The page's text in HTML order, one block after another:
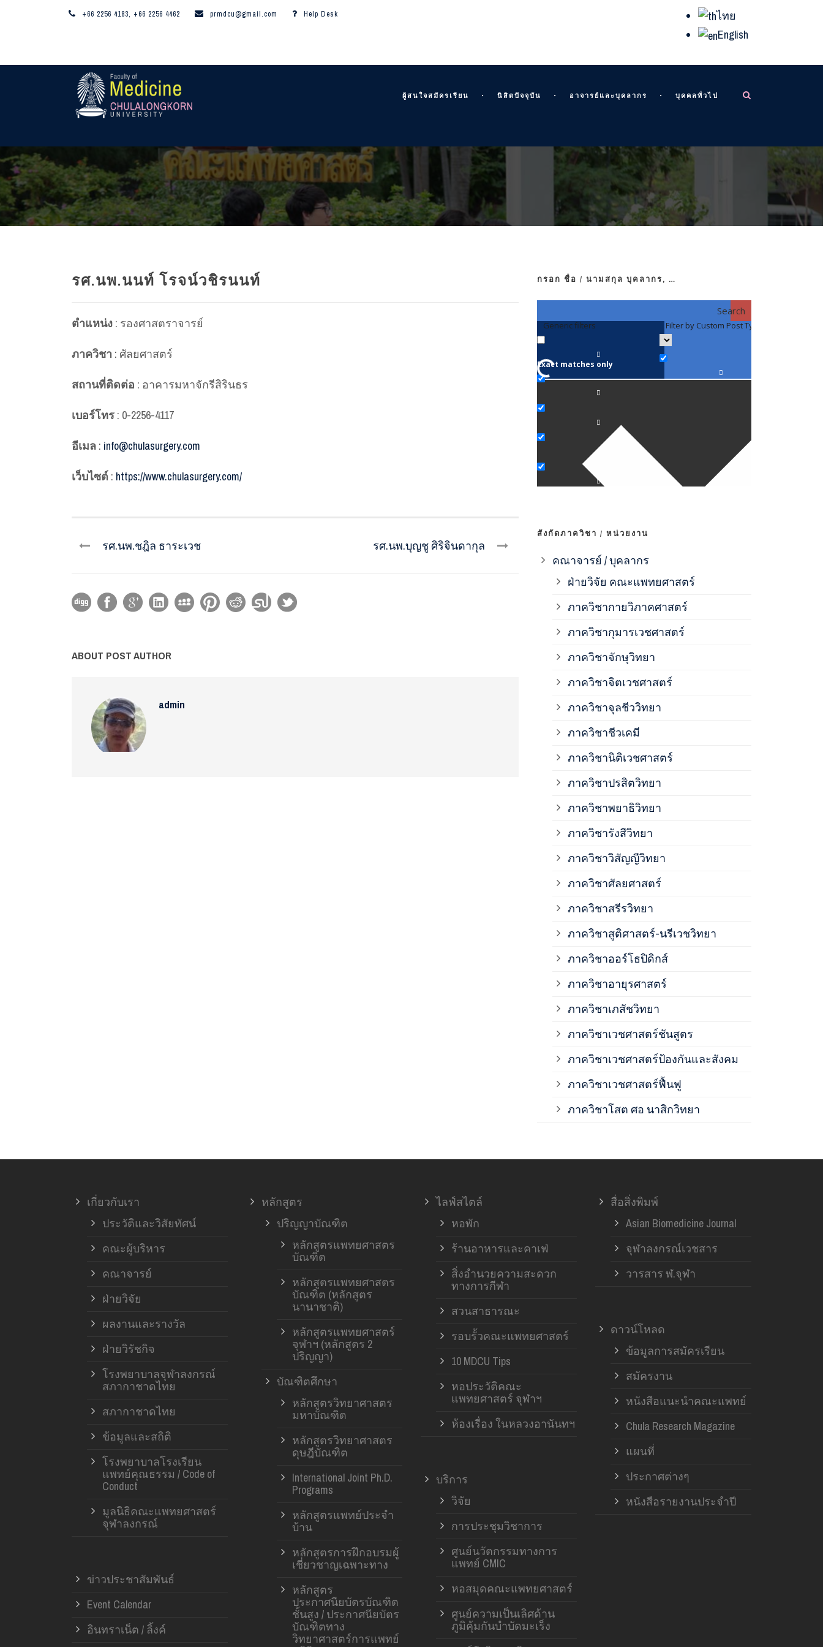
+66 2256 4183, +66 2256 4462 prmdcu@gmail.com Help Desk
ไทย
English
ผู้สนใจสมัครเรียน นิสิตปัจจุบัน อาจารย์และบุคลากร บุคคลทั่วไป
รศ.นพ.นนท์ โรจน์วชิรนนท์
ตำแหน่ง : รองศาสตราจารย์
ภาควิชา : ศัลยศาสตร์
สถานที่ติดต่อ : อาคารมหาจักรีสิรินธร
เบอร์โทร : 0-2256-4117
อีเมล : info@chulasurgery.com
เว็บไซต์ : https://www.chulasurgery.com/
รศ.นพ.ชฎิล ธาระเวช รศ.นพ.บุญชู ศิริจินดากุล
ABOUT POST AUTHOR
admin
กรอก ชื่อ / นามสกุล บุคลากร, …
Search
Generic filters
Exact matches only
Filter by Custom Post Type
สังกัดภาควิชา / หน่วยงาน
คณาจารย์ / บุคลากร
ฝ่ายวิจัย คณะแพทยศาสตร์
ภาควิชากายวิภาคศาสตร์
ภาควิชากุมารเวชศาสตร์
ภาควิชาจักษุวิทยา
ภาควิชาจิตเวชศาสตร์
ภาควิชาจุลชีววิทยา
ภาควิชาชีวเคมี
ภาควิชานิติเวชศาสตร์
ภาควิชาปรสิตวิทยา
ภาควิชาพยาธิวิทยา
ภาควิชารังสีวิทยา
ภาควิชาวิสัญญีวิทยา
ภาควิชาศัลยศาสตร์
ภาควิชาสรีรวิทยา
ภาควิชาสูติศาสตร์-นรีเวชวิทยา
ภาควิชาออร์โธปิดิกส์
ภาควิชาอายุรศาสตร์
ภาควิชาเภสัชวิทยา
ภาควิชาเวชศาสตร์ชันสูตร
ภาควิชาเวชศาสตร์ป้องกันและสังคม
ภาควิชาเวชศาสตร์ฟื้นฟู
ภาควิชาโสต ศอ นาสิกวิทยา
เกี่ยวกับเรา
ประวัติและวิสัยทัศน์
คณะผู้บริหาร
คณาจารย์
ฝ่ายวิจัย
ผลงานและรางวัล
ฝ่ายวิรัชกิจ
โรงพยาบาลจุฬาลงกรณ์
สภากาชาดไทย
สภากาชาดไทย
ข้อมูลและสถิติ
โรงพยาบาลโรงเรียน
แพทย์คุณธรรม / Code of
Conduct
มูลนิธิคณะแพทยศาสตร์
จุฬาลงกรณ์
ข่าวประชาสัมพันธ์
Event Calendar
อินทราเน็ต / ลิ้งค์
หลักสูตร
ปริญญาบัณฑิต
หลักสูตรแพทยศาสตร
บัณฑิต
หลักสูตรแพทยศาสตร
บัณฑิต (หลักสูตร
นานาชาติ)
หลักสูตรแพทยศาสตร์
จุฬาฯ (หลักสูตร 2
ปริญญา)
บัณฑิตศึกษา
หลักสูตรวิทยาศาสตร
มหาบัณฑิต
หลักสูตรวิทยาศาสตร
ดุษฎีบัณฑิต
International Joint Ph.D.
Programs
หลักสูตรแพทย์ประจำ
บ้าน
หลักสูตรการฝึกอบรมผู้
เชี่ยวชาญเฉพาะทาง
หลักสูตร
ประกาศนียบัตรบัณฑิต
ชั้นสูง / ประกาศนียบัตร
บัณฑิตทาง
วิทยาศาสตร์การแพทย์
ไลฟ์สไตล์
หอพัก
ร้านอาหารและคาเฟ่
สิ่งอำนวยความสะดวก
ทางการกีฬา
สวนสาธารณะ
รอบรั้วคณะแพทยศาสตร์
10 MDCU Tips
หอประวัติคณะ
แพทยศาสตร์ จุฬาฯ
ห้องเรื่อง ในหลวงอานันทฯ
บริการ
วิจัย
การประชุมวิชาการ
ศูนย์นวัตกรรมทางการ
แพทย์ CMIC
หอสมุดคณะแพทยศาสตร์
ศูนย์ความเป็นเลิศด้าน
ภูมิคุ้มกันบำบัดมะเร็ง
สื่อสิ่งพิมพ์
Asian Biomedicine Journal
จุฬาลงกรณ์เวชสาร
วารสาร ฬ.จุฬา
ดาวน์โหลด
ข้อมูลการสมัครเรียน
สมัครงาน
หนังสือแนะนำคณะแพทย์
Chula Research Magazine
แผนที่
ประกาศต่างๆ
หนังสือรายงานประจำปี